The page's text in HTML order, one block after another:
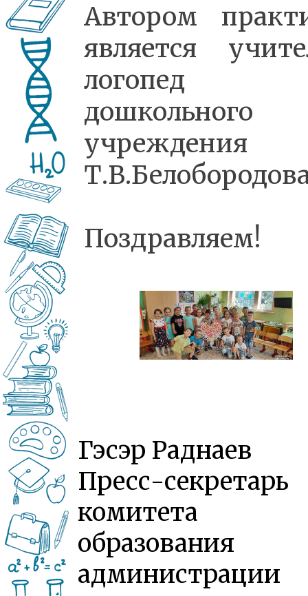
Автором
является
логопед
дошкольного
учреждения
Поздравляем!
Гэсэр Раднаев
Пресс-секретарь
комитета
образования
администрации